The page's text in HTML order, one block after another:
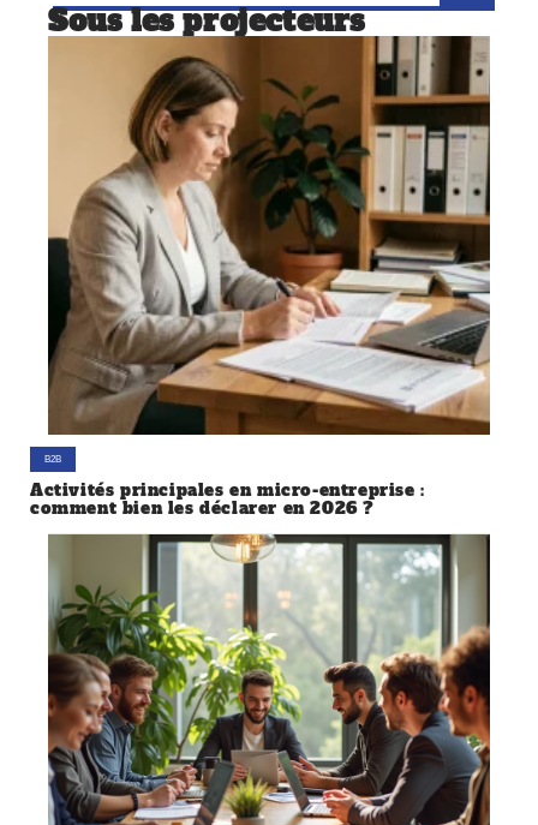
Sous les projecteurs
B2B
Activités principales en micro-entreprise :
comment bien les déclarer en 2026 ?